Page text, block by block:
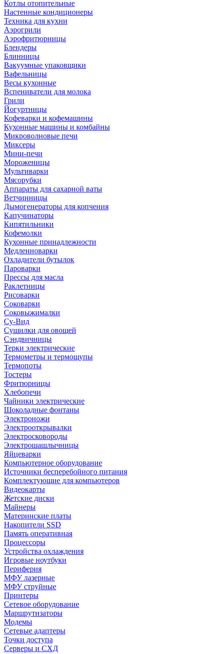
Котлы отопительные
Настенные кондиционеры
Техника для кухни
Аэрогрили
Аэрофритюрницы
Блендеры
Блинницы
Вакуумные упаковщики
Вафельницы
Весы кухонные
Вспениватели для молока
Грили
Йогуртницы
Кофеварки и кофемашины
Кухонные машины и комбайны
Микроволновые печи
Миксеры
Мини-печи
Мороженицы
Мультиварки
Мясорубки
Аппараты для сахарной ваты
Ветчинницы
Дымогенераторы для копчения
Капучинаторы
Кипятильники
Кофемолки
Кухонные принадлежности
Медленноварки
Охладители бутылок
Пароварки
Прессы для масла
Раклетницы
Рисоварки
Соковарки
Соковыжималки
Су-Вид
Сушилки для овощей
Сэндвичницы
Терки электрические
Термометры и термощупы
Термопоты
Тостеры
Фритюрницы
Хлебопечи
Чайники электрические
Шоколадные фонтаны
Электроножи
Электрооткрывалки
Электросковороды
Электрошашлычницы
Яйцеварки
Компьютерное оборудование
Источники бесперебойного питания
Комплектующие для компьютеров
Видеокарты
Жетские диски
Майнеры
Материнские платы
Накопители SSD
Память оперативная
Процессоры
Устройства охлаждения
Игровые ноутбуки
Периферия
МФУ лазерные
МФУ струйные
Принтеры
Сетевое оборудование
Маршрутизаторы
Модемы
Сетевые адаптеры
Точки доступа
Серверы и СХД